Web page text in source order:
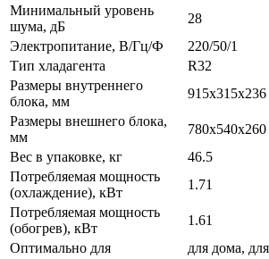
Минимальный уровень
шума, дБ
28
Электропитание, В/Гц/Ф
220/50/1
Тип хладагента
R32
Размеры внутреннего
блока, мм
915x315x236
Размеры внешнего блока,
мм
780x540x260
Вес в упаковке, кг
46.5
Потребляемая мощность
(охлаждение), кВт
1.71
Потребляемая мощность
(обогрев), кВт
1.61
Оптимально для
для дома,